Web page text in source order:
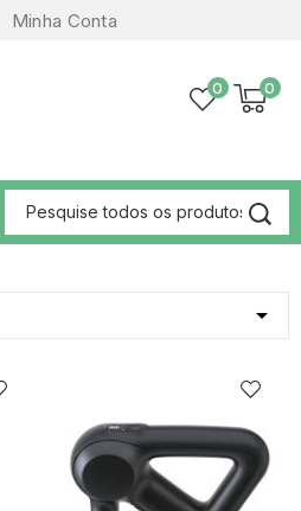
Minha Conta
0
0
